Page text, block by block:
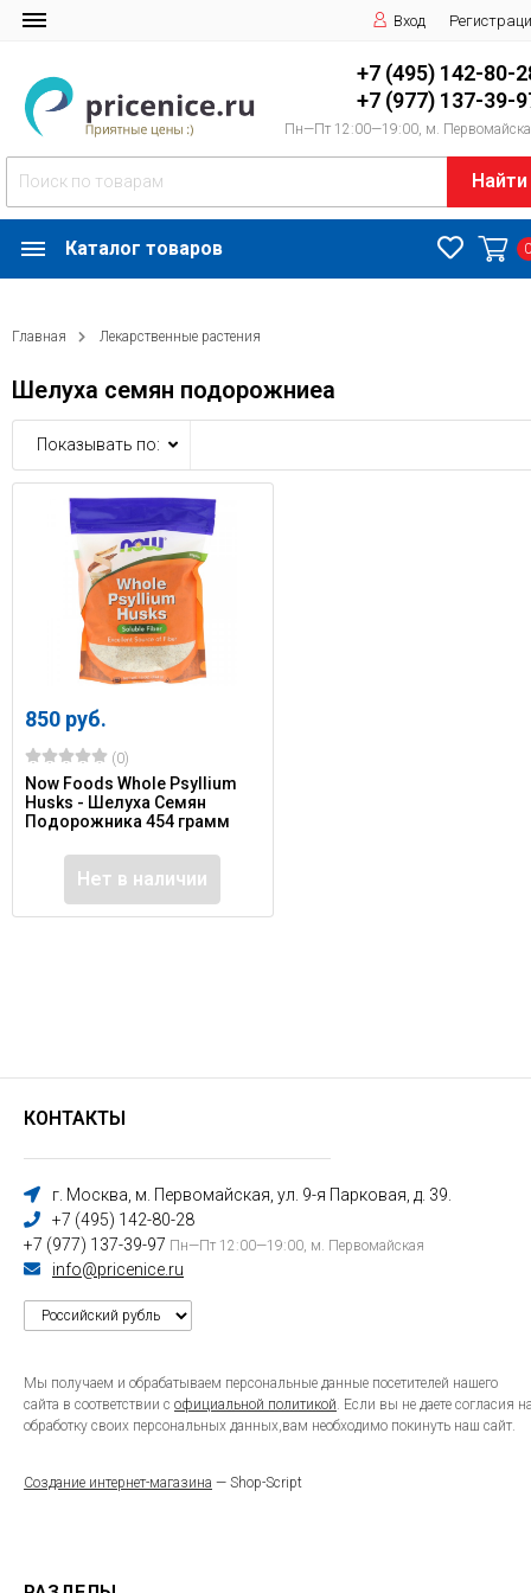
Вход
+7 (495) 142-80-
+7 (977) 137-39-
Пн—Пт 12:00—19:00, м.
Найти
Каталог товаров
Главная Лекарственные растения
Шелуха семян подорожниеа
Показывать по:
850 руб.
(0)
Now Foods Whole Psyllium
Husks - Шелуха Семян
Подорожника 454 грамм
Нет в наличии
КОНТАКТЫ
г. Москва, м. Первомайская, ул. 9-я Парковая, д. 39.
+7 (495) 142-80-28
+7 (977) 137-39-97 Пн—Пт 12:00—19:00, м. Первомайская
info@pricenice.ru
Мы получаем и обрабатываем персональные данные посетителей нашего
сайта в соответствии с официальной политикой. Если вы не даете согласия
обработку своих персональных данных,вам необходимо покинуть наш сайт.
Создание интернет-магазина — Shop-Script